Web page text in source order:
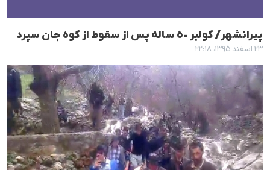
پیرانشهر/ کولبر ٥٠ سالە پس از سقوط از کوه جان سپرد
۲۳ اسفند ۱۳۹۵، ۲۲:۱۸